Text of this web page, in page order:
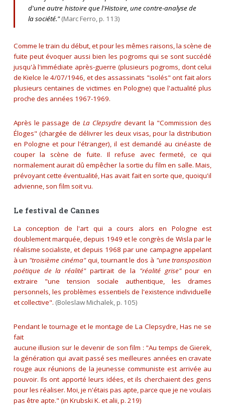
d'une autre histoire que l'Histoire, une contre-analyse de
la société."(Marc Ferro, p. 113)
Comme le train du début, et pour les mêmes raisons, la scène de
fuite peut évoquer aussi bien les pogroms qui se sont succédé
jusqu'à l'immédiate après-guerre (plusieurs pogroms, dont celui
de Kielce le 4/07/1946, et des assassinats "isolés" ont fait alors
plusieurs centaines de victimes en Pologne) que l'actualité plus
proche des années 1967-1969.
Après le passage de La Clepsydre devant la "Commission des
Éloges" (chargée de délivrer les deux visas, pour la distribution
en Pologne et pour l'étranger), il est demandé au cinéaste de
couper la scène de fuite. Il refuse avec fermeté, ce qui
normalement aurait dû empêcher la sortie du film en salle. Mais,
prévoyant cette éventualité, Has avait fait en sorte que, quoiqu'il
advienne, son film soit vu.
Le festival de Cannes
La conception de l'art qui a cours alors en Pologne est
doublement marquée, depuis 1949 et le congrès de Wisla par le
réalisme socialiste, et depuis 1968 par une campagne appelant
à un "troisième cinéma"qui, tournant le dos à "une transposition
poétique de la réalité"partirait de la "réalité grise"pour en
extraire "une tension sociale authentique, les drames
personnels, les problèmes essentiels de l'existence individuelle
et collective". (Boleslaw Michalek, p. 105)
Pendant le tournage et le montage de La Clepsydre, Has ne se
fait
aucune illusion sur le devenir de son film : "Au temps de Gierek,
la génération qui avait passé ses meilleures années en cravate
rouge aux réunions de la jeunesse communiste est arrivée au
pouvoir. Ils ont apporté leurs idées, et ils cherchaient des gens
pour les réaliser. Moi, je n'étais pas apte, parce que je ne voulais
pas être apte." (in Krubski K. et alii, p. 219)